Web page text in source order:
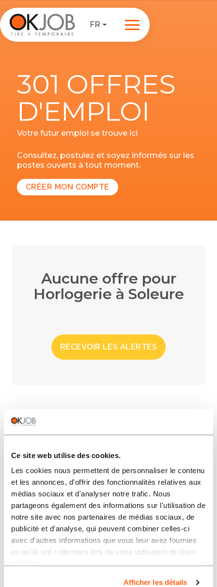
Ce site web utilise des cookies.
Les cookies nous permettent de personnaliser le contenu
et les annonces, d'offrir des fonctionnalités relatives aux
médias sociaux et d'analyser notre trafic. Nous
partageons également des informations sur l'utilisation de
notre site avec nos partenaires de médias sociaux, de
publicité et d'analyse, qui peuvent combiner celles-ci
avec d'autres informations que vous leur avez fournies
ou qu'ils ont collectées lors de votre utilisation de leurs
Afficher les détails
FR
301 OFFRES
D'EMPLOI
Votre futur emploi se trouve ici
Consultez, postulez et soyez informés sur les
postes ouverts à tout moment.
CRÉER MON COMPTE
Aucune offre pour
Horlogerie à Soleure
RECEVOIR LES ALERTES
RÉGIONS
SECTEURS
PROFESSION
TIPO